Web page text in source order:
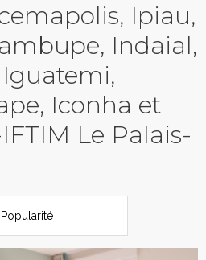
Ipiau,
Indaial,
Iguatemi,
Iconha et
Le Palais-